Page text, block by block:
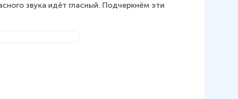
звука идёт гласный. Подчеркнём эти